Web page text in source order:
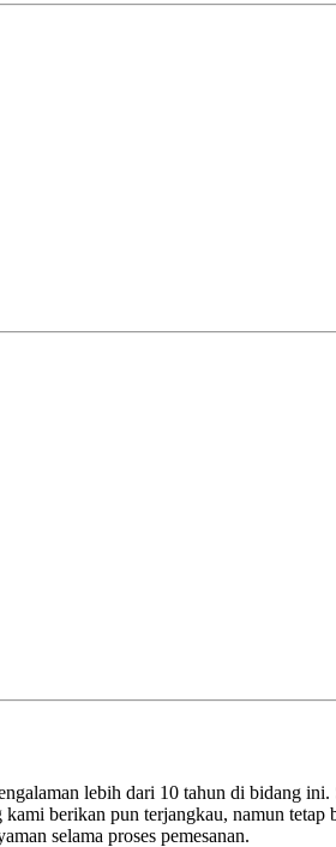
lebih dari 10 tahun di bidang
berikan pun terjangkau, namun tetap
selama proses pemesanan.